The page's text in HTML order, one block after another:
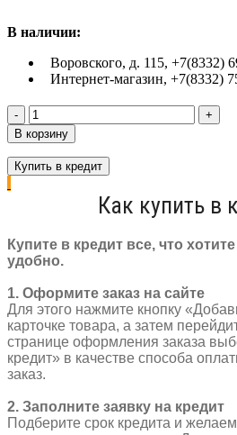
В наличии:
Воровского, д. 115, +7(8332)
Интернет-магазин, +7(8332)
Количество
товара
Шифтер
Sensan
V-
8
скор
2100
мм
черный
В корзину
Купить в кредит
Как купить в
Купите в кредит все, что
удобно.
1. Оформите заказ на сайте
Для этого нажмите кнопку
карточке товара, а затем
странице оформления заказа
кредит» в качестве способа
заказ.
2. Заполните заявку на кредит
Подберите срок кредита и